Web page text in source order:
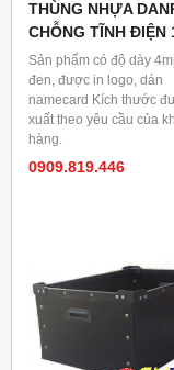
THÙNG NHỰA
CHỖNG TĨNH ĐIỆN
Sản phẩm có độ dày
đen, được in logo, dán
namecard Kích thước
xuất theo yêu cầu của
hàng.
0909.819.446